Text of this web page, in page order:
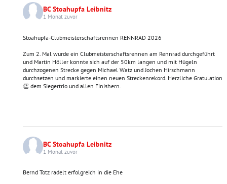
BC Stoahupfa Leibnitz
1 Monat zuvor
Stoahupfa-Clubmeisterschaftsrennen RENNRAD 2026
Zum 2. Mal wurde ein Clubmeisterschaftsrennen am Rennrad durchgeführt
und Martin Höller konnte sich auf der 50km langen und mit Hügeln
durchzogenen Strecke gegen Michael Watz und Jochen Hirschmann
durchsetzen und markierte einen neuen Streckenrekord. Herzliche Gratulation
👏 dem Siegertrio und allen Finishern.
BC Stoahupfa Leibnitz
1 Monat zuvor
Bernd Totz radelt erfolgreich in die Ehe